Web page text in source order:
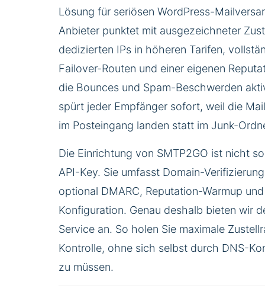
Lösung für seriösen WordPress-
Anbieter punktet mit ausgezeichneter
dedizierten IPs in höheren Tarifen,
Failover-Routen und einer eigenen
die Bounces und Spam-Beschwerden
spürt jeder Empfänger sofort, weil die
im Posteingang landen statt im Junk-
Die Einrichtung von SMTP2GO ist nicht
API-Key. Sie umfasst Domain-
optional DMARC, Reputation-Warmup
Konfiguration. Genau deshalb bieten wir
Service an. So holen Sie maximale
Kontrolle, ohne sich selbst durch DNS-
zu müssen.